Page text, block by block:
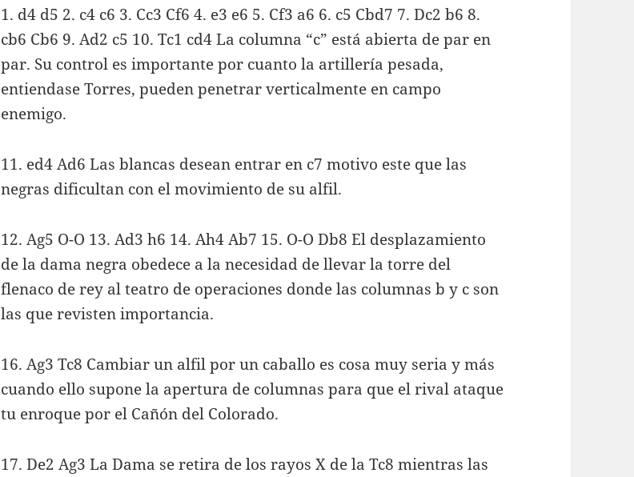
1. d4 d5 2. c4 c6 3. Cc3 Cf6 4. e3 e6 5. Cf3 a6 6. c5 Cbd7 7. Dc2 b6 8.
cb6 Cb6 9. Ad2 c5 10. Tc1 cd4 La columna “c” está abierta de par en
par. Su control es importante por cuanto la artillería pesada,
entiendase Torres, pueden penetrar verticalmente en campo
enemigo.
11. ed4 Ad6 Las blancas desean entrar en c7 motivo este que las
negras dificultan con el movimiento de su alfil.
12. Ag5 O-O 13. Ad3 h6 14. Ah4 Ab7 15. O-O Db8 El desplazamiento
de la dama negra obedece a la necesidad de llevar la torre del
flenaco de rey al teatro de operaciones donde las columnas b y c son
las que revisten importancia.
16. Ag3 Tc8 Cambiar un alfil por un caballo es cosa muy seria y más
cuando ello supone la apertura de columnas para que el rival ataque
tu enroque por el Cañón del Colorado.
17. De2 Ag3 La Dama se retira de los rayos X de la Tc8 mientras las